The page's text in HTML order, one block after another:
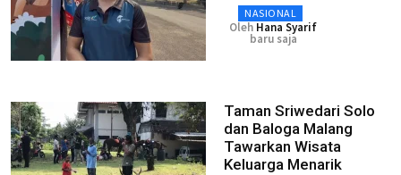
NASIONAL
Oleh Hana Syarif
baru saja
Taman Sriwedari Solo
dan Baloga Malang
Tawarkan Wisata
Keluarga Menarik